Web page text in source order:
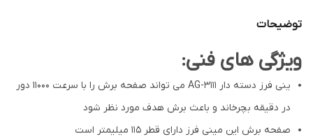
سرعت 11000 دور در دقیقه
گارانتی 12 ماه
کشور سازنده چین
توضیحات
ویژگی های فنی:
ینی فرز دسته دار AG-3111 می تواند صفحه برش را با سرعت 11000 دور
در دقیقه بچرخاند و باعث برش هدف مورد نظر شود
صفحه برش این مینی فرز دارای قطر 115 میلیمتر است